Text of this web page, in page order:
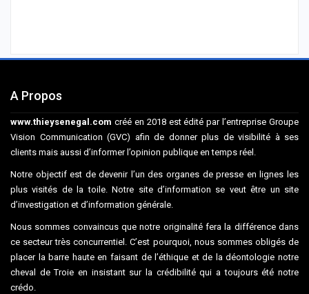
A Propos
www.thieysenegal.com créé en 2018 est édité par l’entreprise Groupe
Vision Communication (GVC) afin de donner plus de visibilité à ses
clients mais aussi d’informer l’opinion publique en temps réel.
Notre objectif est de devenir l’un des organes de presse en lignes les
plus visités de la toile. Notre site d’information se veut être un site
d’investigation et d’information générale.
Nous sommes convaincus que notre originalité fera la différence dans
ce secteur très concurrentiel. C’est pourquoi, nous sommes obligés de
placer la barre haute en faisant de l’éthique et de la déontologie notre
cheval de Troie en insistant sur la crédibilité qui a toujours été notre
crédo.